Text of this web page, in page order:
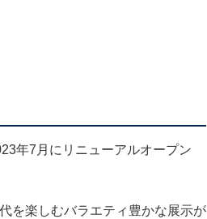
年7月にリニューアルオープン
を楽しむバラエティ豊かな展示が